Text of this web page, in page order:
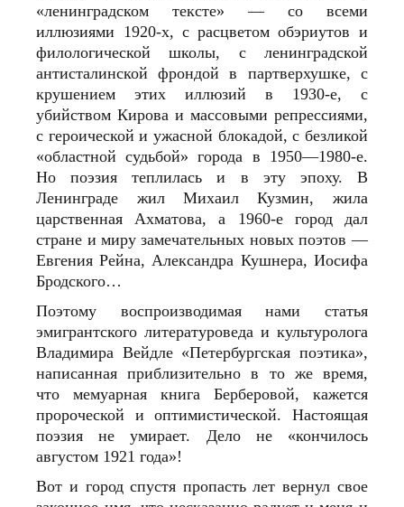
«ленинградском тексте» — со всеми
иллюзиями 1920‑х, с расцветом обэриутов и
филологической школы, с ленинградской
антисталинской фрондой в партверхушке, с
крушением этих иллюзий в 1930‑е, с
убийством Кирова и массовыми репрессиями,
с героической и ужасной блокадой, с безликой
«областной судьбой» города в 1950—1980‑е.
Но поэзия теплилась и в эту эпоху. В
Ленинграде жил Михаил Кузмин, жила
царственная Ахматова, а 1960‑е город дал
стране и миру замечательных новых поэтов —
Евгения Рейна, Александра Кушнера, Иосифа
Бродского…
Поэтому воспроизводимая нами статья
эмигрантского литературоведа и культуролога
Владимира Вейдле «Петербургская поэтика»,
написанная приблизительно в то же время,
что мемуарная книга Берберовой, кажется
пророческой и оптимистической. Настоящая
поэзия не умирает. Дело не «кончилось
августом 1921 года»!
Вот и город спустя пропасть лет вернул свое